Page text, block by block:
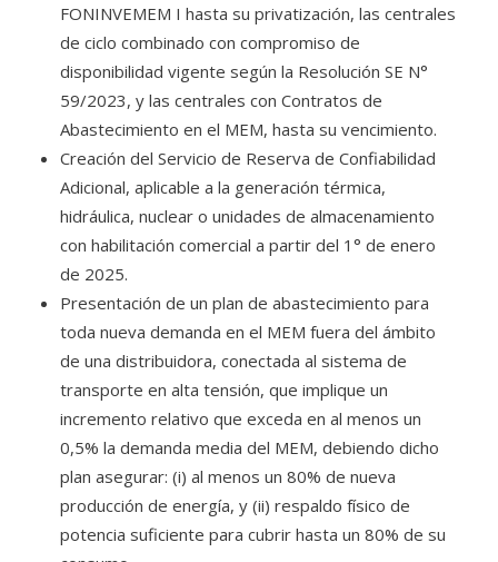
FONINVEMEM I hasta su privatización, las centrales
de ciclo combinado con compromiso de
disponibilidad vigente según la Resolución SE N°
59/2023, y las centrales con Contratos de
Abastecimiento en el MEM, hasta su vencimiento.
Creación del Servicio de Reserva de Confiabilidad
Adicional, aplicable a la generación térmica,
hidráulica, nuclear o unidades de almacenamiento
con habilitación comercial a partir del 1° de enero
de 2025.
Presentación de un plan de abastecimiento para
toda nueva demanda en el MEM fuera del ámbito
de una distribuidora, conectada al sistema de
transporte en alta tensión, que implique un
incremento relativo que exceda en al menos un
0,5% la demanda media del MEM, debiendo dicho
plan asegurar: (i) al menos un 80% de nueva
producción de energía, y (ii) respaldo físico de
potencia suficiente para cubrir hasta un 80% de su